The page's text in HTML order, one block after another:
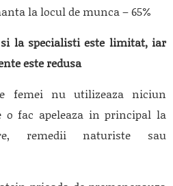
la locul de munca – 65%
la specialisti este limitat, iar
este redusa
femei nu utilizeaza niciun
o fac apeleaza in principal la
remedii naturiste sau